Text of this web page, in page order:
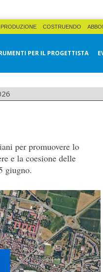
PRODUZIONE COSTRUENDO
PER IL PROGETTISTA
per promuovere lo
e la coesione delle
giugno.